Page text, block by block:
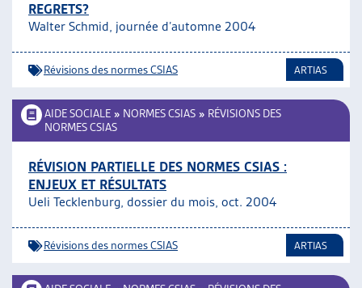
REGRETS?
Walter Schmid, journée d’automne 2004
Révisions des normes CSIAS ARTIAS
AIDE SOCIALE » NORMES CSIAS » RÉVISIONS DES
NORMES CSIAS
RÉVISION PARTIELLE DES NORMES CSIAS :
ENJEUX ET RÉSULTATS
Ueli Tecklenburg, dossier du mois, oct. 2004
Révisions des normes CSIAS ARTIAS